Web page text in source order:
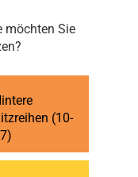
möchten Sie
(10-